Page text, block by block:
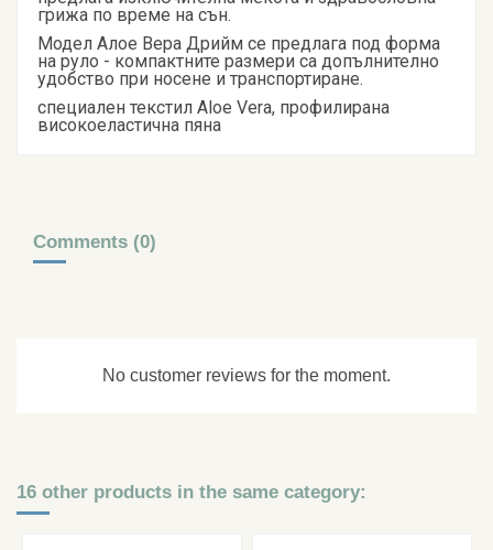
грижа по време на сън.
Модел Алое Вера Дрийм се предлага под форма
на руло - компактните размери са допълнително
удобство при носене и транспортиране.
специален текстил Aloe Vera, профилирана
високоеластична пяна
Comments (0)
No customer reviews for the moment.
16 other products in the same category: